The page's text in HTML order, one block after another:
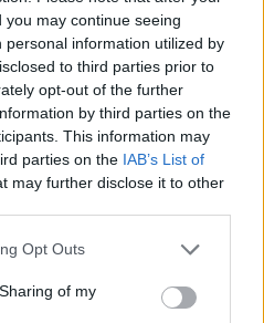
may continue seeing
information utilized by
to third parties prior to
opt-out of the further
by third parties on the
This information may
parties on the IAB’s List of
may further disclose it to other
Opt Outs
of my
στο λιμάνι του Πειραιά:
διακοπές έναν μήνα» ‑ Η
ατάκα στην κάμερα του
ΣΉΜΕΡΑ
της εκπομπής «Κοινωνία Ώρα
κατέγραψε τη διασκεδαστική
7 Αυγούστου.
Βουλγαράκη ξεσπά για
χωρισμού με τον
«Διασταυρώστε